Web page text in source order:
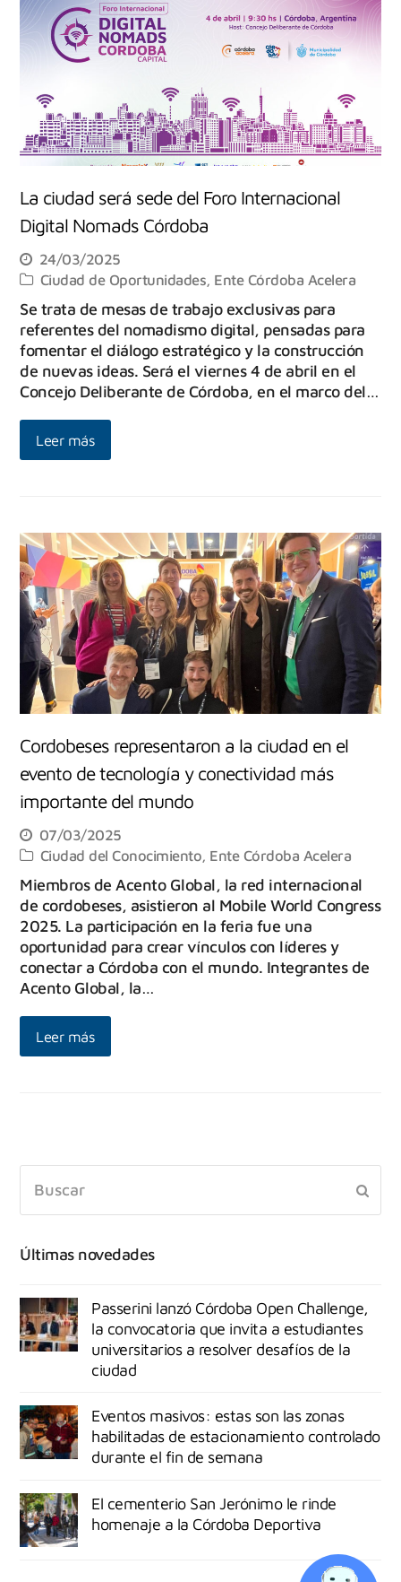
La ciudad será sede del Foro Internacional
Digital Nomads Córdoba
24/03/2025
Ciudad de Oportunidades, Ente Córdoba Acelera
Se trata de mesas de trabajo exclusivas para
referentes del nomadismo digital, pensadas para
fomentar el diálogo estratégico y la construcción
de nuevas ideas. Será el viernes 4 de abril en el
Concejo Deliberante de Córdoba, en el marco del…
Leer más
Cordobeses representaron a la ciudad en el
evento de tecnología y conectividad más
importante del mundo
07/03/2025
Ciudad del Conocimiento Ente Córdoba Acelera
Miembros de Acento Global, la red internacional
de cordobeses, asistieron al Mobile World Congress
2025. La participación en la feria fue una
oportunidad para crear vínculos con líderes y
conectar a Córdoba con el mundo. Integrantes de
Acento Global, la…
Leer más
Últimas novedades
Passerini lanzó Córdoba Open Challenge,
la convocatoria que invita a estudiantes
universitarios a resolver desafíos de la
ciudad
Eventos masivos: estas son las zonas
habilitadas de estacionamiento controlado
durante el fin de semana
El cementerio San Jerónimo le rinde
homenaje a la Córdoba Deportiva